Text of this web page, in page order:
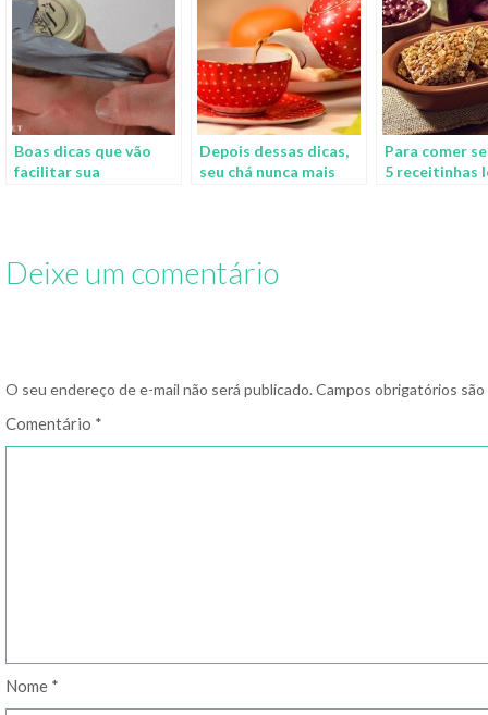
Boas dicas que vão
facilitar sua
Depois dessas dicas,
seu chá nunca mais
Para comer
5 receitinhas
Deixe um comentário
O seu endereço de e-mail não será publicado. Campos obrigatórios
Comentário *
Nome *